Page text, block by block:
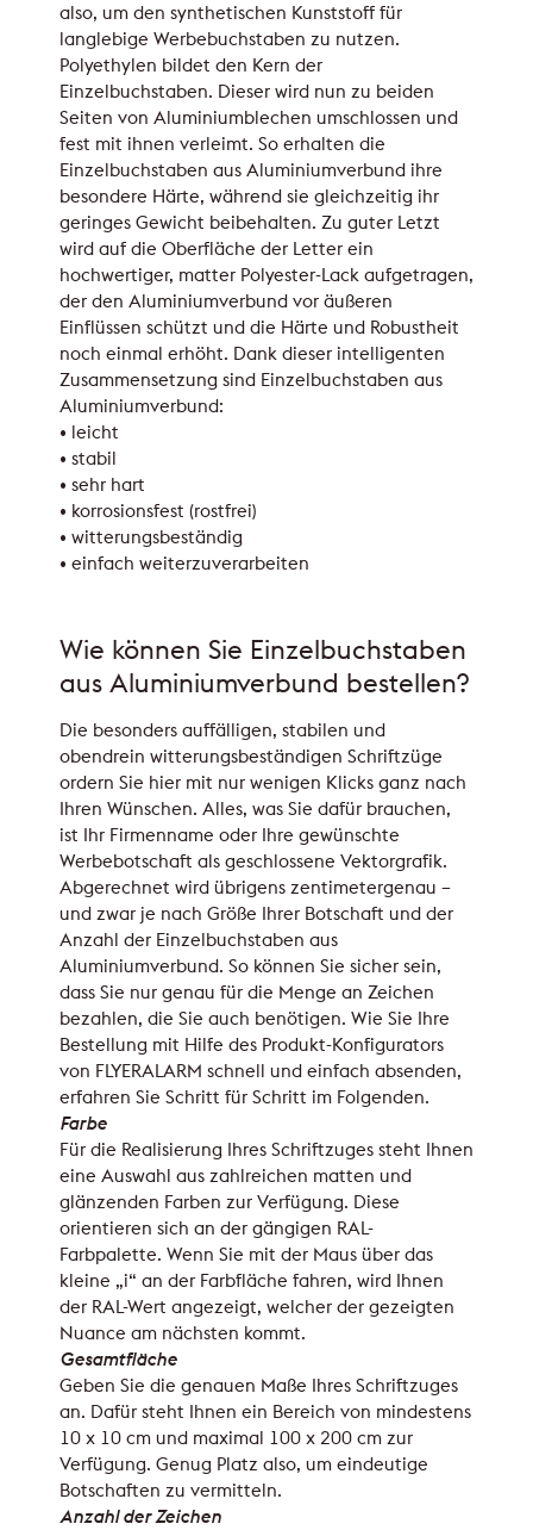
also, um den synthetischen Kunststoff für
langlebige Werbebuchstaben zu nutzen.
Polyethylen bildet den Kern der
Einzelbuchstaben. Dieser wird nun zu beiden
Seiten von Aluminiumblechen umschlossen und
fest mit ihnen verleimt. So erhalten die
Einzelbuchstaben aus Aluminiumverbund ihre
besondere Härte, während sie gleichzeitig ihr
geringes Gewicht beibehalten. Zu guter Letzt
wird auf die Oberfläche der Letter ein
hochwertiger, matter Polyester-Lack aufgetragen,
der den Aluminiumverbund vor äußeren
Einflüssen schützt und die Härte und Robustheit
noch einmal erhöht. Dank dieser intelligenten
Zusammensetzung sind Einzelbuchstaben aus
Aluminiumverbund:
• leicht
• stabil
• sehr hart
• korrosionsfest (rostfrei)
• witterungsbeständig
• einfach weiterzuverarbeiten
Wie können Sie Einzelbuchstaben
aus Aluminiumverbund bestellen?
Die besonders auffälligen, stabilen und
obendrein witterungsbeständigen Schriftzüge
ordern Sie hier mit nur wenigen Klicks ganz nach
Ihren Wünschen. Alles, was Sie dafür brauchen,
ist Ihr Firmenname oder Ihre gewünschte
Werbebotschaft als geschlossene Vektorgrafik.
Abgerechnet wird übrigens zentimetergenau –
und zwar je nach Größe Ihrer Botschaft und der
Anzahl der Einzelbuchstaben aus
Aluminiumverbund. So können Sie sicher sein,
dass Sie nur genau für die Menge an Zeichen
bezahlen, die Sie auch benötigen. Wie Sie Ihre
Bestellung mit Hilfe des Produkt-Konfigurators
von FLYERALARM schnell und einfach absenden,
erfahren Sie Schritt für Schritt im Folgenden.
Farbe
Für die Realisierung Ihres Schriftzuges steht Ihnen
eine Auswahl aus zahlreichen matten und
glänzenden Farben zur Verfügung. Diese
orientieren sich an der gängigen RAL-
Farbpalette. Wenn Sie mit der Maus über das
kleine „i“ an der Farbfläche fahren, wird Ihnen
der RAL-Wert angezeigt, welcher der gezeigten
Nuance am nächsten kommt.
Gesamtfläche
Geben Sie die genauen Maße Ihres Schriftzuges
an. Dafür steht Ihnen ein Bereich von mindestens
10 x 10 cm und maximal 100 x 200 cm zur
Verfügung. Genug Platz also, um eindeutige
Botschaften zu vermitteln.
Anzahl der Zeichen